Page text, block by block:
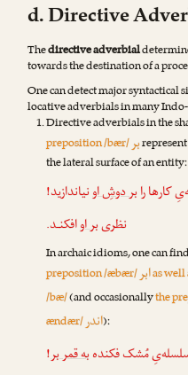
d. Directive
Thedirective adverbial
towards the destination of a
One can detect major
locative adverbials in many
Directive adverbials in the
preposition /bær/بر
the lat‌eral surface of an entity:
کارها رابر دوشِ اونیاندازید!
نظریبر اوافکنـد.
In archaic idioms, one can
preposition /æbær/ابرas
/bæ/(and occasionallythe
ændær/اندر):
مُشک فکندهبه قمر بر!